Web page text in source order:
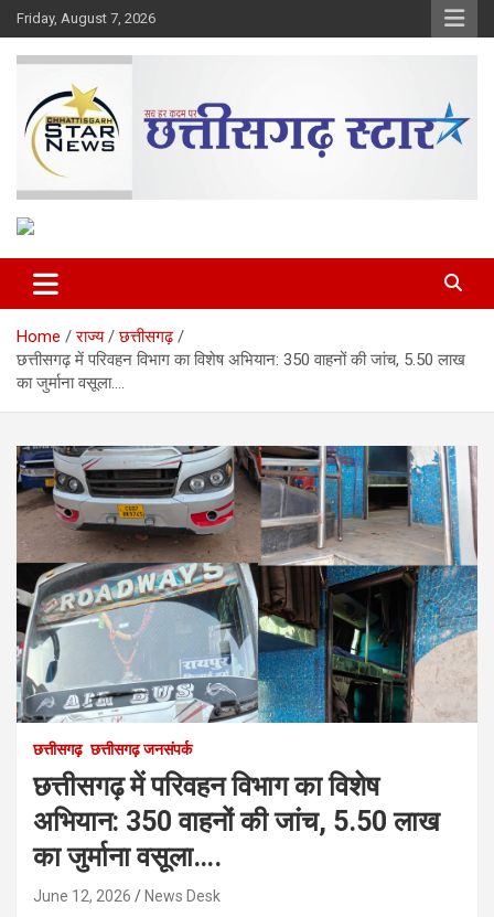
Skip
to
content
Friday, August 7, 2026
Chhattisgarh Star
Home राज्य
छत्तीसगढ़
छत्तीसगढ़ में परिवहन विभाग का विशेष अभियान: 350 वाहनों की जांच, 5.50 लाख
का जुर्माना वसूला….
छत्तीसगढ़ छत्तीसगढ़ जनसंपर्क
छत्तीसगढ़ में परिवहन विभाग का विशेष
अभियान: 350 वाहनों की जांच, 5.50 लाख
का जुर्माना वसूला….
June 12, 2026 News Desk